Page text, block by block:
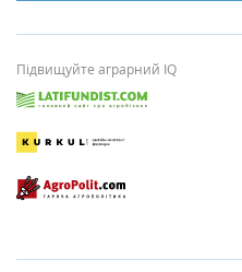
Підвищуйте аграрний IQ